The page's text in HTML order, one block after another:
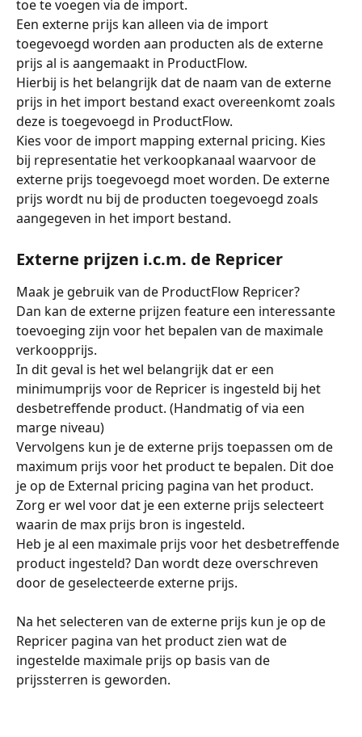
toe te voegen via de import.
Een externe prijs kan alleen via de import
toegevoegd worden aan producten als de externe
prijs al is aangemaakt in ProductFlow.
Hierbij is het belangrijk dat de naam van de externe
prijs in het import bestand exact overeenkomt zoals
deze is toegevoegd in ProductFlow.
Kies voor de import mapping external pricing. Kies
bij representatie het verkoopkanaal waarvoor de
externe prijs toegevoegd moet worden. De externe
prijs wordt nu bij de producten toegevoegd zoals
aangegeven in het import bestand.
Externe prijzen i.c.m. de Repricer
Maak je gebruik van de ProductFlow Repricer?
Dan kan de externe prijzen feature een interessante
toevoeging zijn voor het bepalen van de maximale
verkoopprijs.
In dit geval is het wel belangrijk dat er een
minimumprijs voor de Repricer is ingesteld bij het
desbetreffende product. (Handmatig of via een
marge niveau)
Vervolgens kun je de externe prijs toepassen om de
maximum prijs voor het product te bepalen. Dit doe
je op de External pricing pagina van het product.
Zorg er wel voor dat je een externe prijs selecteert
waarin de max prijs bron is ingesteld.
Heb je al een maximale prijs voor het desbetreffende
product ingesteld? Dan wordt deze overschreven
door de geselecteerde externe prijs.
Na het selecteren van de externe prijs kun je op de
Repricer pagina van het product zien wat de
ingestelde maximale prijs op basis van de
prijssterren is geworden.